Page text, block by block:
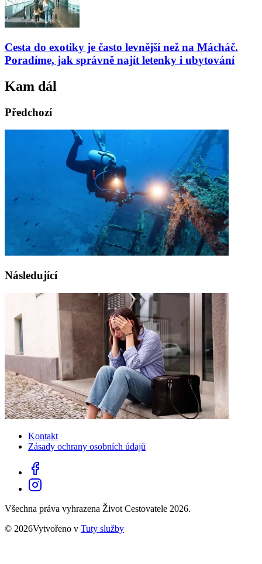
Cesta do exotiky je často levnější než na Mácháč.
Poradíme, jak správně najít letenky i ubytování
Kam dál
Předchozí
Následující
Kontakt
Zásady ochrany osobních údajů
Všechna práva vyhrazena Život Cestovatele 2026.
© 2026Vytvořeno v Tuty služby